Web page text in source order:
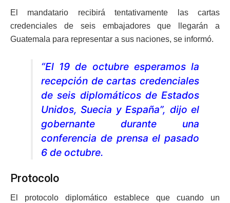
El mandatario recibirá tentativamente las cartas
credenciales de seis embajadores que llegarán a
Guatemala para representar a sus naciones, se informó.
“El 19 de octubre esperamos la
recepción de cartas credenciales
de seis diplomáticos de Estados
Unidos, Suecia y España”, dijo el
gobernante durante una
conferencia de prensa el pasado
6 de octubre.
Protocolo
El protocolo diplomático establece que cuando un